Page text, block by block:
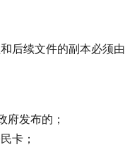
后续文件的副本必须由
府发布的；
卡；